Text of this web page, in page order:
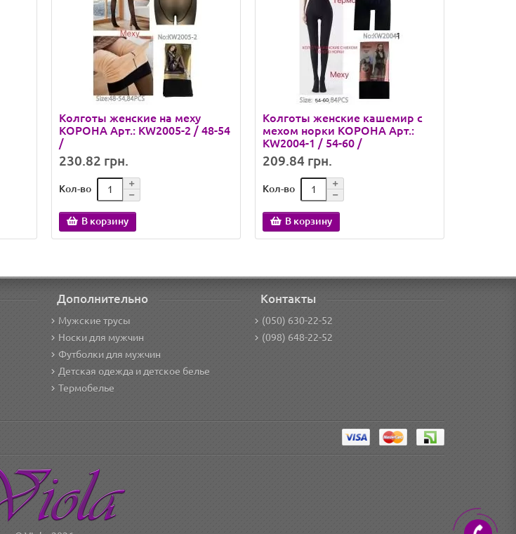
Колготы женские на меху
КОРОНА Арт.: KW2005-2 / 48-54
/
230.82 грн.
Кол-во
В корзину
Колготы женские кашемир с
мехом норки КОРОНА Арт.:
KW2004-1 / 54-60 /
209.84 грн.
Кол-во
В корзину
Дополнительно
Мужские трусы
Носки для мужчин
Футболки для мужчин
Детская одежда и детское белье
Термобелье
Контакты
(050) 630-22-52
(098) 648-22-52